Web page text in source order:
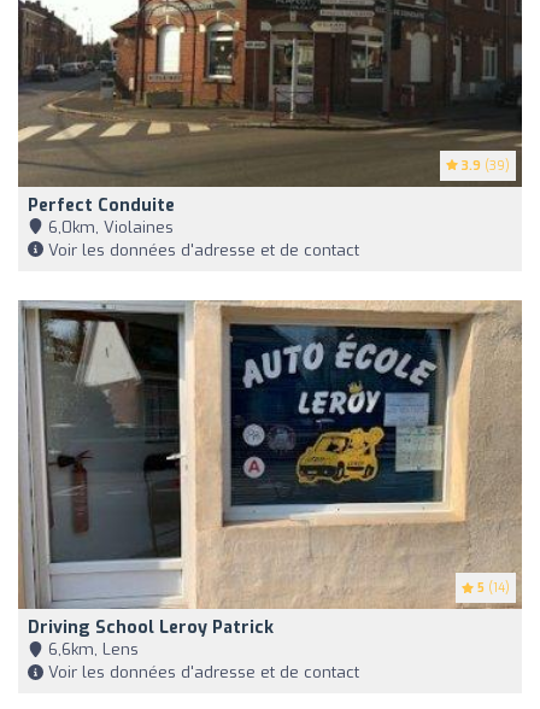
3.9 (39)
Perfect Conduite
6,0km, Violaines
Voir les données d'adresse et de contact
5 (14)
Driving School Leroy Patrick
6,6km, Lens
Voir les données d'adresse et de contact